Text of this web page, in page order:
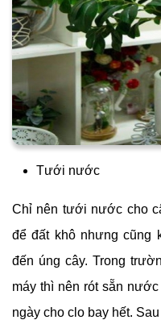
Tưới nước
Chỉ nên tưới nước cho
để đất khô nhưng cũng
đến úng cây. Trong
máy thì nên rót sẵn
ngày cho clo bay hết.